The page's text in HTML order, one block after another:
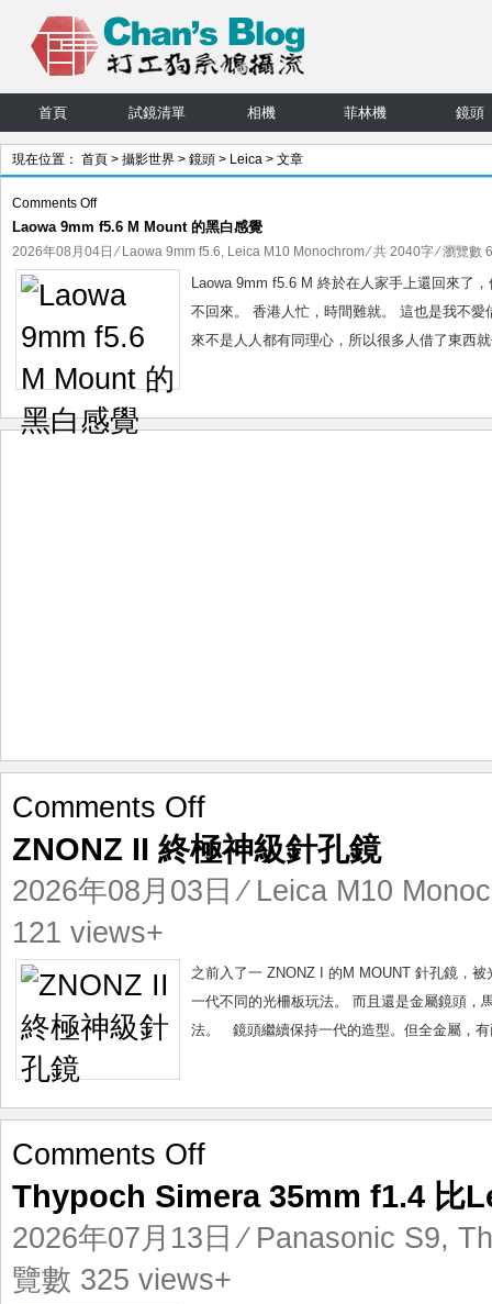
首頁 試鏡清單 相機 菲林機 鏡頭
現在位置： 首頁 > 攝影世界 > 鏡頭 > Leica > 文章
Comments Offon
Laowa
9mm
f5.6
M
Mount
的
黑
感
Laowa 9mm f5.6 M Mount 的黑白感覺
2026年08月04日 ⁄ Laowa 9mm f5.6, Leica M10 Monochrom⁄ 共 2040字 ⁄ 瀏覽數
Laowa 9mm f5.6 M 終於在人家手上還回來了
不回來。 香港人忙，時間難就。 這也是我不
來不是人人都有同理心，所以很多人借了東西
Comments Offon
II
極
針
孔
ZNONZ II 終極神級針孔鏡
2026年08月03日 ⁄ Leica M10
121 views+
之前入了一 ZNONZ I 的M MOUNT 針孔鏡，
一代不同的光柵板玩法。 而且還是金屬鏡頭，
法。 鏡頭繼續保持一代的造型。但全金屬，
Comments Offon
Simera
f1.4
Leica
Thypoch Simera 35mm f1.4 比
2026年07月13日 ⁄ Panasonic S9,
覽數 325 views+